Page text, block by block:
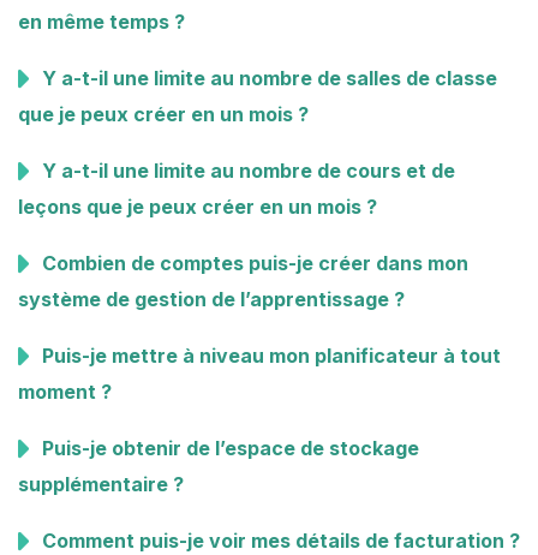
en même temps ?
Y a-t-il une limite au nombre de salles de classe
que je peux créer en un mois ?
Y a-t-il une limite au nombre de cours et de
leçons que je peux créer en un mois ?
Combien de comptes puis-je créer dans mon
système de gestion de l’apprentissage ?
Puis-je mettre à niveau mon planificateur à tout
moment ?
Puis-je obtenir de l’espace de stockage
supplémentaire ?
Comment puis-je voir mes détails de facturation ?